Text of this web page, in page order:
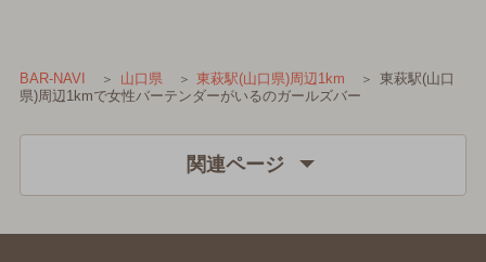
BAR-NAVI 山口県 東萩駅(山口県)周辺1km
東萩駅(山口
県)周辺1kmで女性バーテンダーがいるのガールズバー
関連ページ